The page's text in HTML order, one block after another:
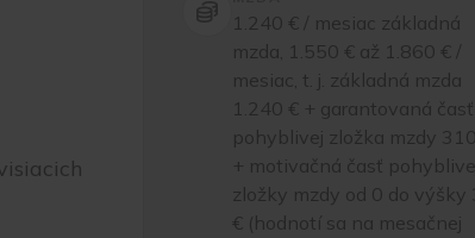
1.240 € / mesiac základná
mzda, 1.550 € až 1.860 € /
mesiac, t. j. základná mzda
1.240 € + garantovaná časť
pohyblivej zložka mzdy
+ motivačná časť
zložky mzdy od 0 do výšky
€ (hodnotí sa na mesačnej